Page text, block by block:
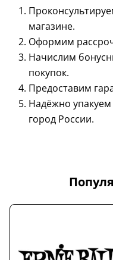
магазине.
Оформим
Начислим
покупок.
Предоставим
Надёжно
город России.